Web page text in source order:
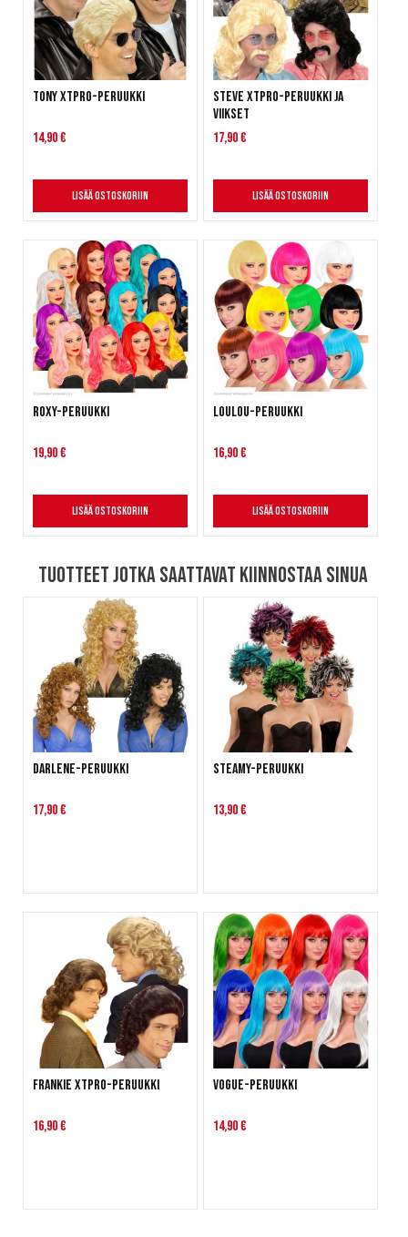
Tony XTPRO-peruukki
14,90 €
Lisää ostoskoriin
Steve XTPRO-peruukki ja
viikset
17,90 €
Lisää ostoskoriin
Roxy-peruukki
19,90 €
Lisää ostoskoriin
LouLou-peruukki
16,90 €
Lisää ostoskoriin
Tuotteet jotka saattavat kiinnostaa sinua
Darlene-peruukki
17,90 €
Steamy-peruukki
13,90 €
Frankie XTPRO-peruukki
16,90 €
Vogue-peruukki
14,90 €